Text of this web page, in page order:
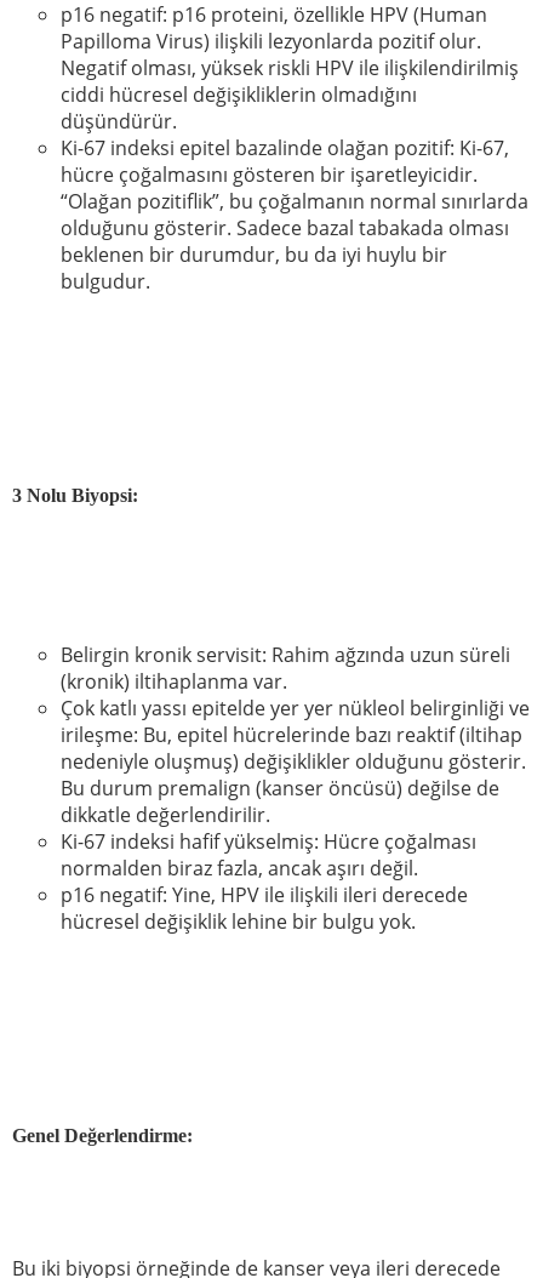
p16 negatif: p16 proteini, özellikle HPV (Human
Papilloma Virus) ilişkili lezyonlarda pozitif olur.
Negatif olması, yüksek riskli HPV ile ilişkilendirilmiş
ciddi hücresel değişikliklerin olmadığını
düşündürür.
Ki-67 indeksi epitel bazalinde olağan pozitif: Ki-67,
hücre çoğalmasını gösteren bir işaretleyicidir.
“Olağan pozitiflik”, bu çoğalmanın normal sınırlarda
olduğunu gösterir. Sadece bazal tabakada olması
beklenen bir durumdur, bu da iyi huylu bir
bulgudur.
3 Nolu Biyopsi:
Belirgin kronik servisit: Rahim ağzında uzun süreli
(kronik) iltihaplanma var.
Çok katlı yassı epitelde yer yer nükleol belirginliği ve
irileşme: Bu, epitel hücrelerinde bazı reaktif (iltihap
nedeniyle oluşmuş) değişiklikler olduğunu gösterir.
Bu durum premalign (kanser öncüsü) değilse de
dikkatle değerlendirilir.
Ki-67 indeksi hafif yükselmiş: Hücre çoğalması
normalden biraz fazla, ancak aşırı değil.
p16 negatif: Yine, HPV ile ilişkili ileri derecede
hücresel değişiklik lehine bir bulgu yok.
Genel Değerlendirme:
Bu iki biyopsi örneğinde de kanser veya ileri derecede